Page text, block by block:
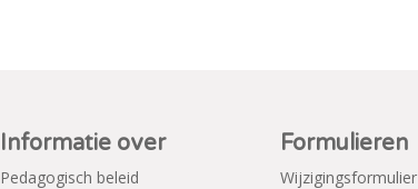
Informatie over
Pedagogisch beleid
Formulieren
Wijzigingsformulier